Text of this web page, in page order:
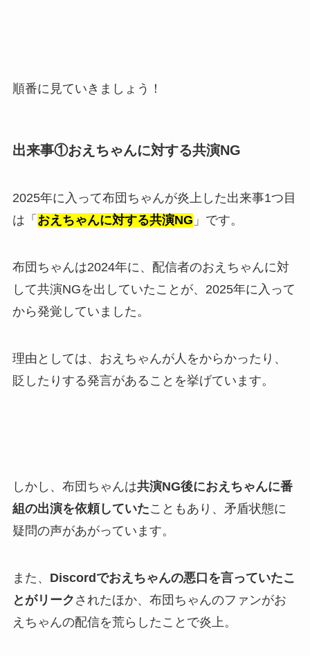
順番に見ていきましょう！
出来事①おえちゃんに対する共演NG
2025年に入って布団ちゃんが炎上した出来事1つ目
は「 おえちゃんに対する共演NG 」です。
布団ちゃんは2024年に、配信者のおえちゃんに対
して共演NGを出していたことが、2025年に入って
から発覚していました。
理由としては、おえちゃんが人をからかったり、
貶したりする発言があることを挙げています。
しかし、布団ちゃんは共演NG後におえちゃんに番
組の出演を依頼していたこともあり、矛盾状態に
疑問の声があがっています。
また、 Discordでおえちゃんの悪口を言っていたこ
とがリーク されたほか、布団ちゃんのファンがお
えちゃんの配信を荒らしたことで炎上。